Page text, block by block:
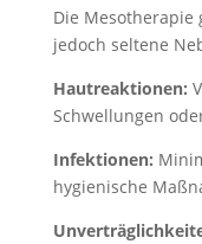
Die Mesotherapie
jedoch seltene
Hautreaktionen:
Schwellungen
Infektionen:
hygienische